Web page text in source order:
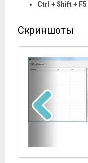
Ctrl + Shift + F5
Скриншоты